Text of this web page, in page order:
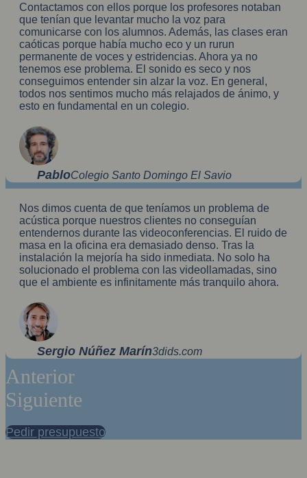
Contactamos con ellos porque los profesores notaban
que tenían que levantar mucho la voz para
comunicarse con los alumnos. Además, las clases eran
caóticas porque había mucho eco y un rurun
permanente de voces y estridencias. Ahora ya no
tenemos ese problema. El sonido es seco y nos
conseguimos entender sin alzar la voz. En general,
todos nos sentimos mucho más relajados de ánimo, y
esto en fundamental en un colegio.
PabloColegio Santo Domingo El Savio
Nos dimos cuenta de que teníamos un problema de
acústica porque nuestros clientes no conseguían
entendernos durante las videoconferencias. El ruido de
masa en la oficina era demasiado denso. Tras la
instalación la mejoría ha sido inmediata. No solo ha
solucionado el problema con las videollamadas, sino
que el ambiente es infinitamente más tranquilo ahora.
Sergio Núñez Marín3dids.com
Anterior
Siguiente
Pedir presupuesto